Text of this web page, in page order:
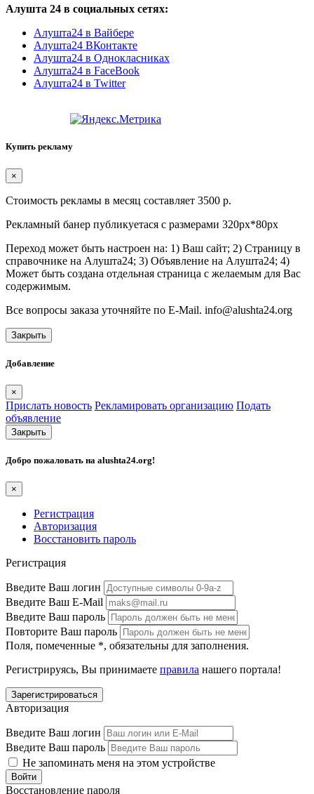
Алушта 24 в социальных сетях:
Алушта24 в Вайбере
Алушта24 ВКонтакте
Алушта24 в Однокласниках
Алушта24 в FaceBook
Алушта24 в Twitter
Купить рекламу
×
Стоимость рекламы в месяц составляет 3500 р.
Рекламный банер публикуетася с размерами 320px*80px
Переход может быть настроен на: 1) Ваш сайт; 2) Страницу в
справочнике на Алушта24; 3) Объявление на Алушта24; 4)
Может быть создана отдельная страница с желаемым для Вас
содержимым.
Все вопросы заказа уточняйте по E-Mail. info@alushta24.org
Закрыть
Добавление
×
Прислать новость Рекламировать организацию Подать
объявление
Закрыть
Добро пожаловать на alushta24.org!
×
Регистрация
Авторизация
Восстановить пароль
Регистрация
Введите Ваш логин
Введите Ваш E-Mail
Введите Ваш пароль
Повторите Ваш пароль
Поля, помеченные *, обязательны для заполнения.
Регистрируясь, Вы принимаете правила нашего портала!
Авторизация
Введите Ваш логин
Введите Ваш пароль
Не запоминать меня на этом устройстве
Восстановление пароля